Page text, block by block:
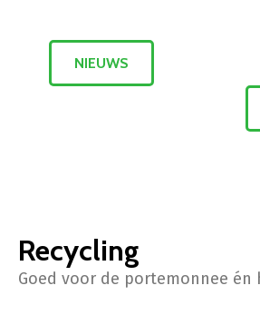
NIEUWS
Recycling
Goed voor de portemonnee én